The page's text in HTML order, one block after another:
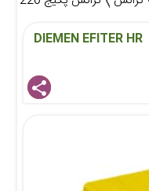
ترانس پکیج 220 ولت به 150 ولت DIEMEN EFITER HR
share